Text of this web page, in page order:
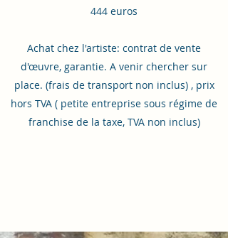
444 euros
Achat chez l'artiste: contrat de vente
d'œuvre, garantie. A venir chercher sur
place. (frais de transport non inclus) , prix
hors TVA ( petite entreprise sous régime de
franchise de la taxe, TVA non inclus)